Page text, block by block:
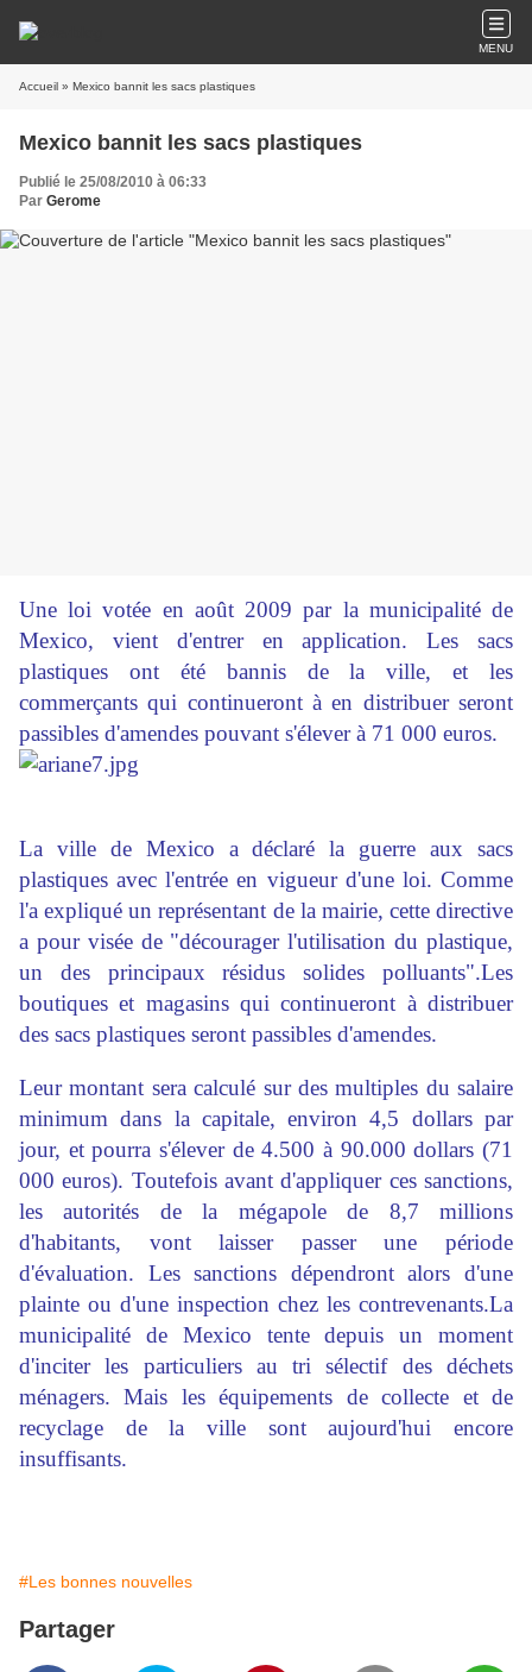
MENU
Accueil » Mexico bannit les sacs plastiques
Mexico bannit les sacs plastiques
Publié le 25/08/2010 à 06:33
Par Gerome
Une loi votée en août 2009 par la municipalité de
Mexico, vient d'entrer en application. Les sacs
plastiques ont été bannis de la ville, et les
commerçants qui continueront à en distribuer seront
passibles d'amendes pouvant s'élever à 71 000 euros.
La ville de Mexico a déclaré la guerre aux sacs
plastiques avec l'entrée en vigueur d'une loi. Comme
l'a expliqué un représentant de la mairie, cette directive
a pour visée de "décourager l'utilisation du plastique,
un des principaux résidus solides polluants".Les
boutiques et magasins qui continueront à distribuer
des sacs plastiques seront passibles d'amendes.
Leur montant sera calculé sur des multiples du salaire
minimum dans la capitale, environ 4,5 dollars par
jour, et pourra s'élever de 4.500 à 90.000 dollars (71
000 euros). Toutefois avant d'appliquer ces sanctions,
les autorités de la mégapole de 8,7 millions
d'habitants, vont laisser passer une période
d'évaluation. Les sanctions dépendront alors d'une
plainte ou d'une inspection chez les contrevenants.La
municipalité de Mexico tente depuis un moment
d'inciter les particuliers au tri sélectif des déchets
ménagers. Mais les équipements de collecte et de
recyclage de la ville sont aujourd'hui encore
insuffisants.
#Les bonnes nouvelles
Partager